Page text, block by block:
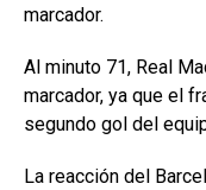
marcador.
Al minuto 71, Real
marcador, ya que el
segundo gol del
La reacción del